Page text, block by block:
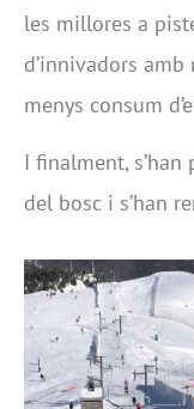
les millores a
d’innivadors
menys consum
I finalment,
del bosc i s’han